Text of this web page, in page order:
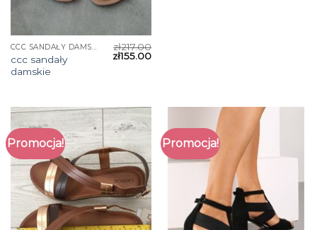
CCC SANDAŁY DAMSKIE
ccc sandały
damskie
zł217.00
zł155.00
Promocja! Promocja!